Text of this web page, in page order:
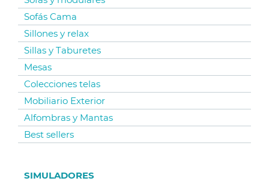
Sofás Cama
Sillones y relax
Sillas y Taburetes
Mesas
Colecciones telas
Mobiliario Exterior
Alfombras y Mantas
Best sellers
SIMULADORES